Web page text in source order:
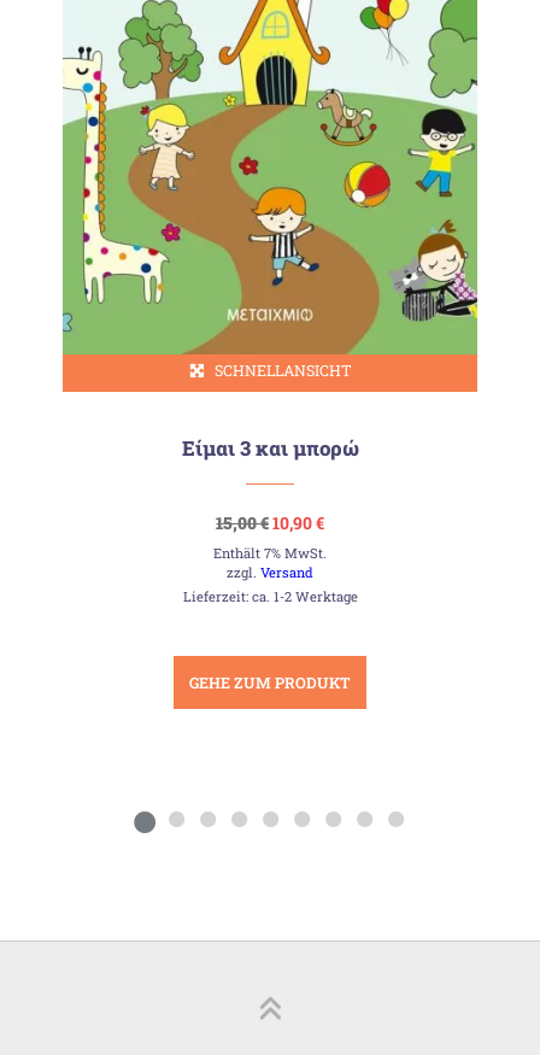
SCHNELLANSICHT
Είμαι 3 και μπορώ
15,00€Ursprünglicher
Preis
war:
15,00 €
10,90€Aktueller
ist:
Enthält 7% MwSt.
zzgl.Versand
Lieferzeit: ca. 1-2 Werktage
GEHE ZUM PRODUKT